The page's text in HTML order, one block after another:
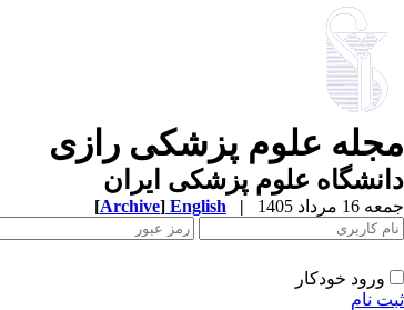
مجله علوم پزشکی رازی
دانشگاه علوم پزشکی ایران
جمعه 16 مرداد 1405 |
English
[Archive]
ورود خودکار
ثبت نام